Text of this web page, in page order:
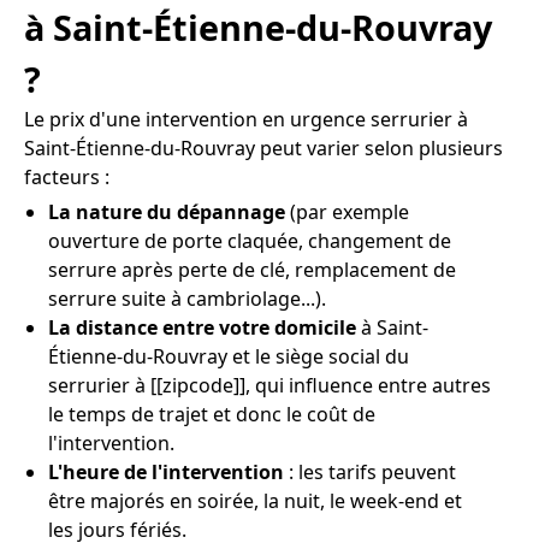
à Saint-Étienne-du-Rouvray
?
Le prix d'une intervention en urgence serrurier à
Saint-Étienne-du-Rouvray peut varier selon plusieurs
facteurs :
La nature du dépannage(par exemple
ouverture de porte claquée, changement de
serrure après perte de clé, remplacement de
serrure suite à cambriolage...).
La distance entre votre domicileà Saint-
Étienne-du-Rouvray et le siège social du
serrurier à [[zipcode]], qui influence entre autres
le temps de trajet et donc le coût de
l'intervention.
L'heure de l'intervention : les tarifs peuvent
être majorés en soirée, la nuit, le week-end et
les jours fériés.